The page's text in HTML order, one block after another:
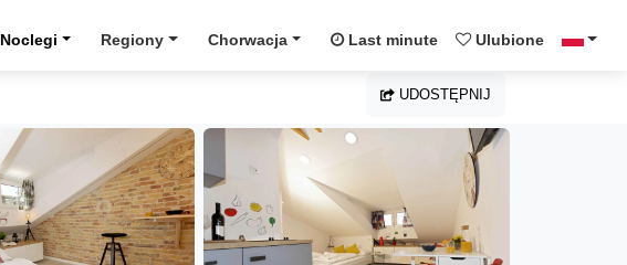
Noclegi Regiony Chorwacja Last minute Ulubione
UDOSTĘPNIJ